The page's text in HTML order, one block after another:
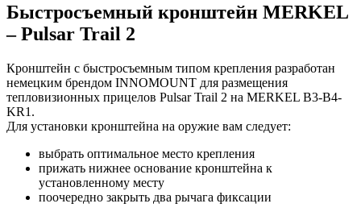
Быстросъемный кронштейн MERKEL
– Pulsar Trail 2
Кронштейн с быстросъемным типом крепления разработан
немецким брендом INNOMOUNT для размещения
тепловизионных прицелов Pulsar Trail 2 на MERKEL B3-B4-
KR1.
Для установки кронштейна на оружие вам следует:
выбрать оптимальное место крепления
прижать нижнее основание кронштейна к
установленному месту
поочередно закрыть два рычага фиксации